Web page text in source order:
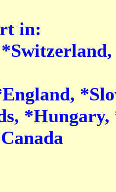
in:
*Hungary,